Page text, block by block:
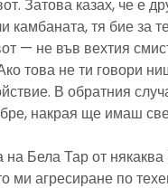
Затова казах, че е
камбаната, тя бие за
— не във вехтия
това не ти говори
В обратния
накрая ще имаш
на Бела Тар от
ми агресиране по